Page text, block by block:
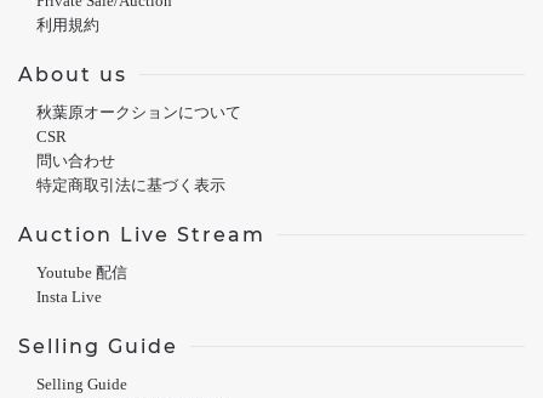
利用規約
About us
秋葉原オークションについて
CSR
問い合わせ
特定商取引法に基づく表示
Auction Live Stream
Youtube 配信
Insta Live
Selling Guide
Selling Guide